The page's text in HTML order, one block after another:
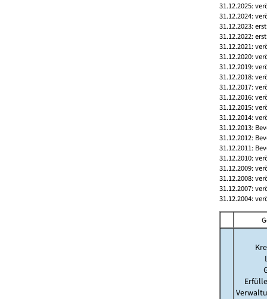
31.12.2025:
31.12.2024:
31.12.2023:
31.12.2022:
31.12.2021:
31.12.2020:
31.12.2019:
31.12.2018:
31.12.2017:
31.12.2016:
31.12.2015:
31.12.2014:
31.12.2013:
31.12.2012:
31.12.2011:
31.12.2010:
31.12.2009:
31.12.2008:
31.12.2007:
31.12.2004: